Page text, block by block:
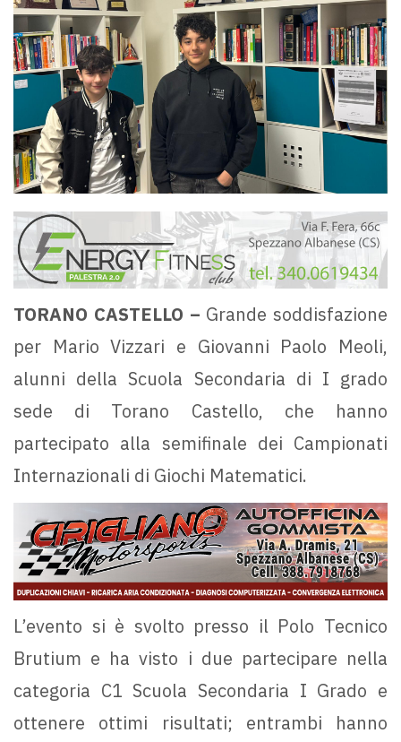
TORANO CASTELLO – Grande soddisfazione
per Mario Vizzari e Giovanni Paolo Meoli,
alunni della Scuola Secondaria di I grado
sede di Torano Castello, che hanno
partecipato alla semifinale dei Campionati
Internazionali di Giochi Matematici.
L’evento si è svolto presso il Polo Tecnico
Brutium e ha visto i due partecipare nella
categoria C1 Scuola Secondaria I Grado e
ottenere ottimi risultati; entrambi hanno